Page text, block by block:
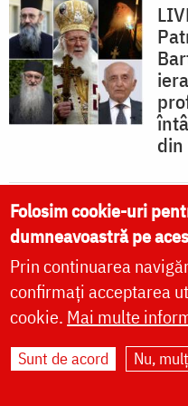
Pr.
Folosim cookie-uri
dumneavoastră pe
Prin continuarea
confirmați acceptarea
cookie. Mai multe
Sunt de acord Nu,